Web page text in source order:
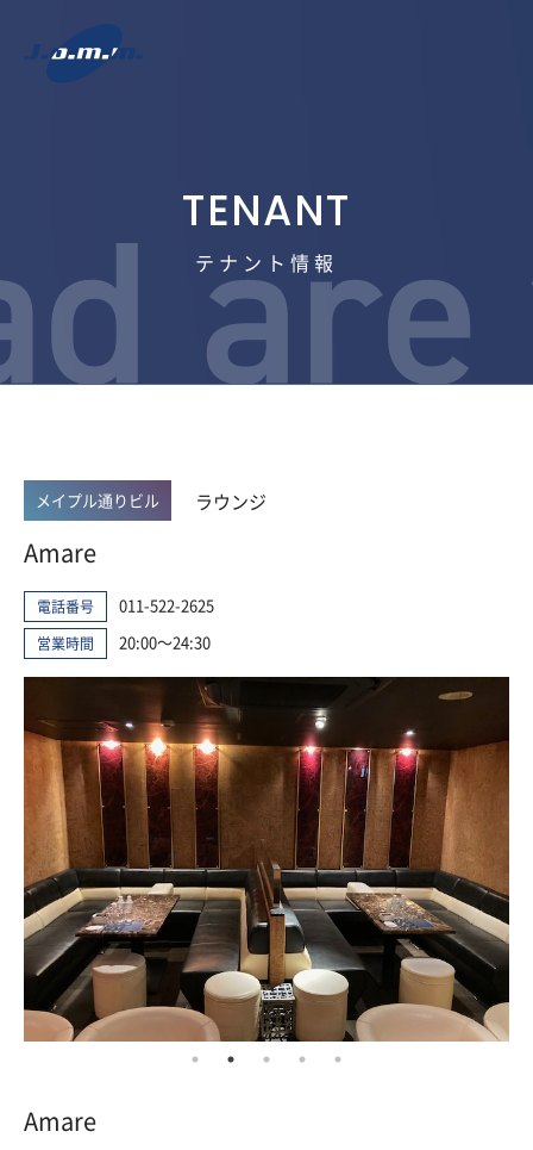
テナント情報
メイプル通りビル ラウンジ
Amare
電話番号 011-522-2625
営業時間 20:00～24:30
Amare